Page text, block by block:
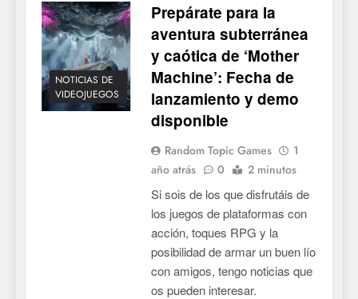
NOTICIAS DE
VIDEOJUEGOS
Prepárate para la
aventura subterránea
y caótica de ‘Mother
Machine’: Fecha de
lanzamiento y demo
disponible
Random Topic Games
1
año atrás
0 2 minutos
Si sois de los que disfrutáis de
los juegos de plataformas con
acción, toques RPG y la
posibilidad de armar un buen lío
con amigos, tengo noticias que
os pueden interesar.